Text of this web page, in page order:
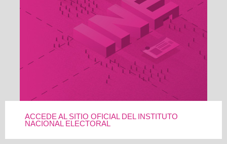
ACCEDE AL SITIO OFICIAL DEL INSTITUTO
NACIONAL ELECTORAL